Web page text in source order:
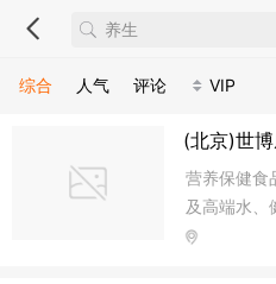
综合 人气 评论 VIP
(北京)世
营养保健食
及高端水、
食品、中医